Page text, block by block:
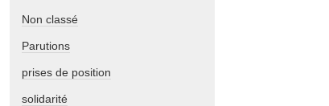
Non classé
Parutions
prises de position
solidarité